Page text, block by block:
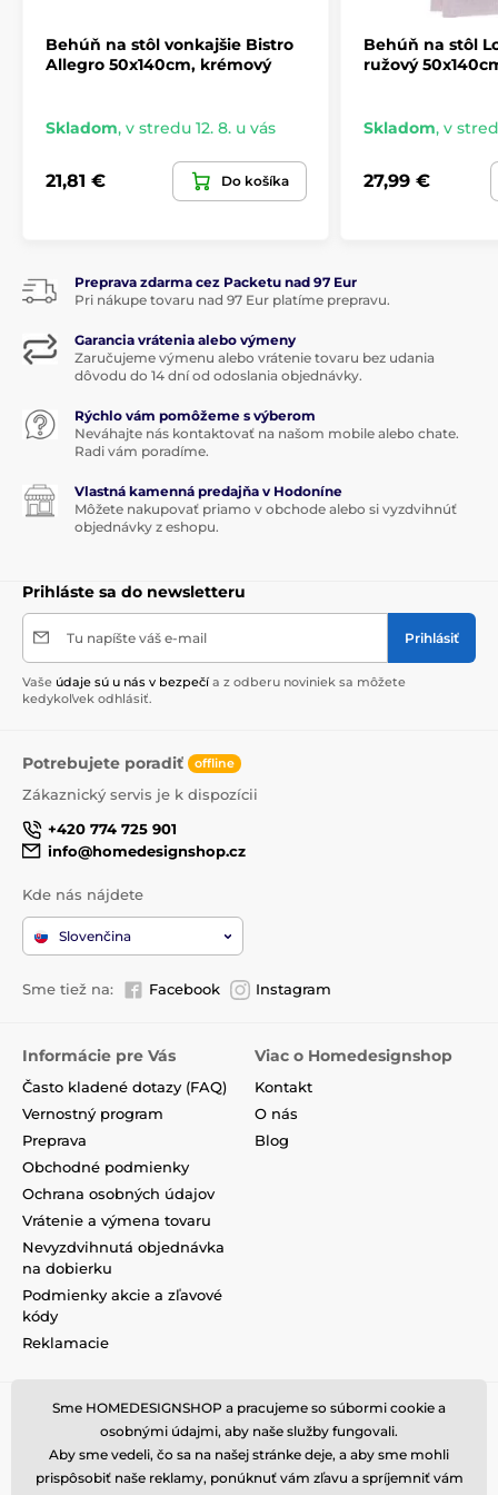
Behúň na stôl vonkajšie Bistro
Allegro 50x140cm, krémový
Skladom, v stredu 12. 8. u vás
21,81 € Do košíka
Behúň na stôl
ružový
Skladom, v
27,99 €
Preprava zdarma cez Packetu nad 97 Eur
Pri nákupe tovaru nad 97 Eur platíme prepravu.
Garancia vrátenia alebo výmeny
Zaručujeme výmenu alebo vrátenie tovaru bez udania
dôvodu do 14 dní od odoslania objednávky.
Rýchlo vám pomôžeme s výberom
Neváhajte nás kontaktovať na našom mobile alebo chate.
Radi vám poradíme.
Vlastná kamenná predajňa v Hodoníne
Môžete nakupovať priamo v obchode alebo si vyzdvihnúť
objednávky z eshopu.
Prihláste sa do newsletteru
Tu napíšte váš e-mail Prihlásiť
Vaše údaje sú u nás v bezpečí a z odberu noviniek sa môžete
kedykoľvek odhlásiť.
Potrebujete poradiť offline
Zákaznický servis je k dispozícii
+420 774 725 901
info@homedesignshop.cz
Kde nás nájdete
Slovenčina
Sme tiež na: Facebook Instagram
Informácie pre Vás
Často kladené dotazy (FAQ)
Vernostný program
Preprava
Obchodné podmienky
Ochrana osobných údajov
Vrátenie a výmena tovaru
Nevyzdvihnutá objednávka
na dobierku
Podmienky akcie a zľavové
kódy
Reklamacie
Viac o Homedesignshop
Kontakt
O nás
Blog
Sme HOMEDESIGNSHOP a pracujeme so súbormi cookie a
osobnými údajmi, aby naše služby fungovali.
Aby sme vedeli, čo sa na našej stránke deje, a aby sme mohli
prispôsobiť naše reklamy, ponúknuť vám zľavu a spríjemniť vám